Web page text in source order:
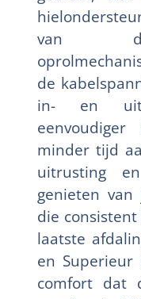
van
de
in- en
minder tijd
uitrusting
genieten
die
laatste
en Superieur
comfort dat